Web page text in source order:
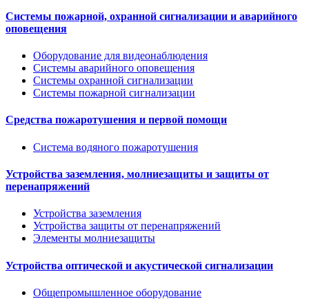
Системы пожарной, охранной сигнализации и аварийного
оповещения
Оборудование для видеонаблюдения
Системы аварийного оповещения
Системы охранной сигнализации
Системы пожарной сигнализации
Средства пожаротушения и первой помощи
Система водяного пожаротушения
Устройства заземления, молниезащиты и защиты от
перенапряжений
Устройства заземления
Устройства защиты от перенапряжений
Элементы молниезащиты
Устройства оптической и акустической сигнализации
Общепромышленное оборудование